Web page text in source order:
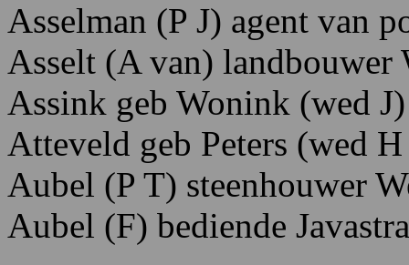
Asselman (P J) agent van
Asselt (A van) landbouwer
Assink geb Wonink (wed
Atteveld geb Peters (wed
Aubel (P T) steenhouwer
Aubel (F) bediende